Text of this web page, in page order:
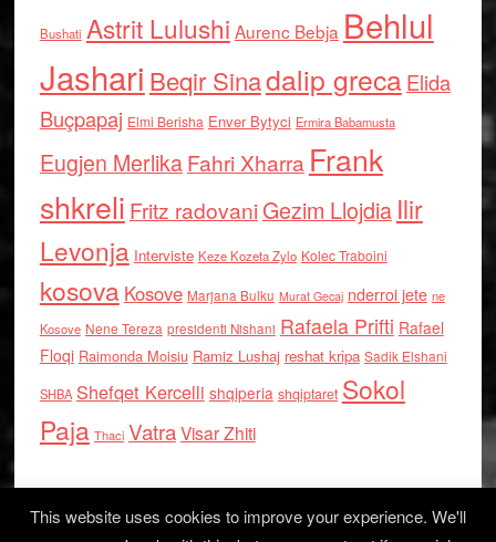
Bushati Astrit Lulushi Aurenc Bebja Behlul
Jashari Beqir Sinadalip grecaElida
Buçpapaj Elmi Berisha Enver Bytyci Ermira Babamusta
Eugjen MerlikaFahri Xharra Frank
shkreli Fritz radovaniGezim Llojdia Ilir
Levonja Interviste Keze Kozeta Zylo Kolec Traboini
kosova Kosove Marjana Bulku Murat Gecaj nderroi jete ne
Kosove Nene Tereza presidenti Nishani Rafaela Prifti Rafael
Floqi Raimonda Moisiu Ramiz Lushaj reshat kripa Sadik Elshani
SHBA Shefqet Kercelli shqiperia shqiptaret Sokol
Paja Thaci VatraVisar Zhiti
This website uses cookies to improve your experience. We'll